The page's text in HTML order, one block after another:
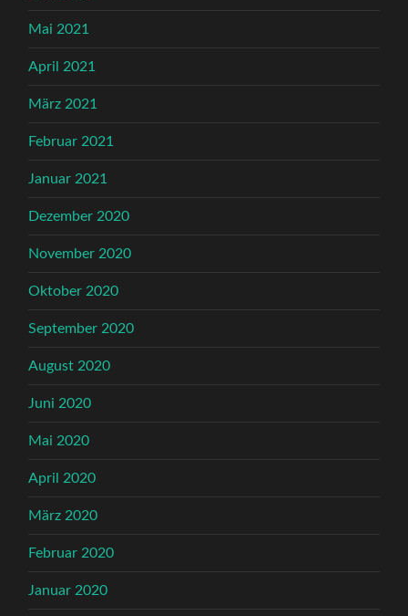
Mai 2021
April 2021
März 2021
Februar 2021
Januar 2021
Dezember 2020
November 2020
Oktober 2020
September 2020
August 2020
Juni 2020
Mai 2020
April 2020
März 2020
Februar 2020
Januar 2020